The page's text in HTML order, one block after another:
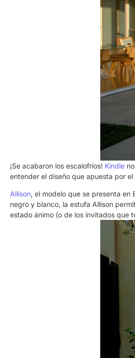
¡Se acabaron los escalofríos! Kindle
entender el diseño que apuesta por
Allison, el modelo que se presenta
negro y blanco, la estufa Allison
estado ánimo (o de los invitados que